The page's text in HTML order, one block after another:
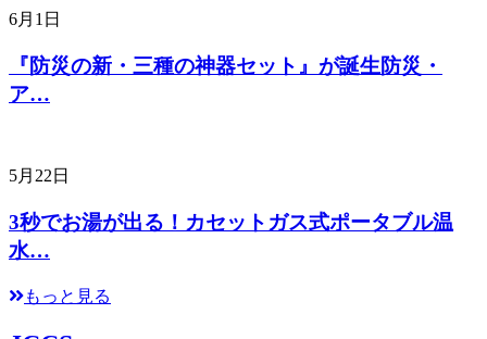
6月1日
『防災の新・三種の神器セット』が誕生防災・
ア…
5月22日
3秒でお湯が出る！カセットガス式ポータブル温
水…
もっと見る